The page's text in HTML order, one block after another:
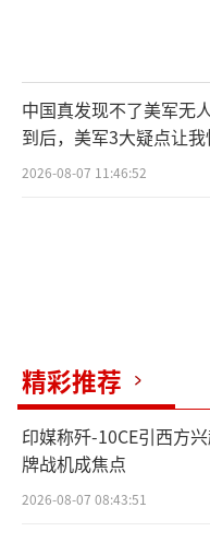
中国真发现不了美军无
到后，美军3大疑点让
如此
2026-08-07 11:46:52
精彩推荐
印媒称歼-10CE引西方
牌战机成焦点
2026-08-07 08:43:51